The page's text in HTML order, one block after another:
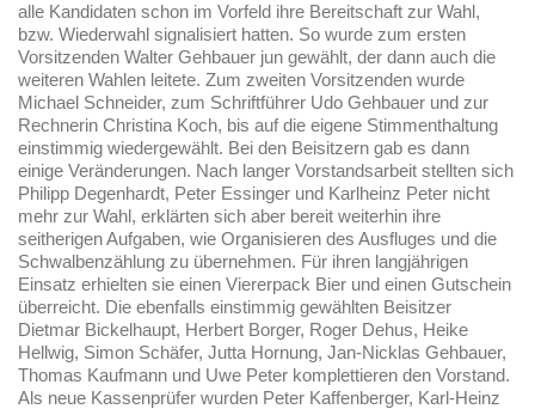
alle Kandidaten schon im Vorfeld ihre Bereitschaft zur Wahl,
bzw. Wiederwahl signalisiert hatten. So wurde zum ersten
Vorsitzenden Walter Gehbauer jun gewählt, der dann auch die
weiteren Wahlen leitete. Zum zweiten Vorsitzenden wurde
Michael Schneider, zum Schriftführer Udo Gehbauer und zur
Rechnerin Christina Koch, bis auf die eigene Stimmenthaltung
einstimmig wiedergewählt. Bei den Beisitzern gab es dann
einige Veränderungen. Nach langer Vorstandsarbeit stellten sich
Philipp Degenhardt, Peter Essinger und Karlheinz Peter nicht
mehr zur Wahl, erklärten sich aber bereit weiterhin ihre
seitherigen Aufgaben, wie Organisieren des Ausfluges und die
Schwalbenzählung zu übernehmen. Für ihren langjährigen
Einsatz erhielten sie einen Viererpack Bier und einen Gutschein
überreicht. Die ebenfalls einstimmig gewählten Beisitzer
Dietmar Bickelhaupt, Herbert Borger, Roger Dehus, Heike
Hellwig, Simon Schäfer, Jutta Hornung, Jan-Nicklas Gehbauer,
Thomas Kaufmann und Uwe Peter komplettieren den Vorstand.
Als neue Kassenprüfer wurden Peter Kaffenberger, Karl-Heinz